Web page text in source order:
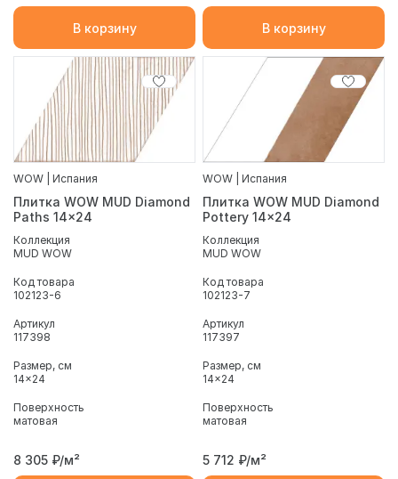
В корзину В корзину
WOW | Испания
Плитка WOW MUD Diamond
Paths 14x24
Коллекция
MUD WOW
Код товара
102123-6
Артикул
117398
Размер, см
14x24
Поверхность
матовая
8 305 ₽/м²
WOW | Испания
Плитка WOW MUD Diamond
Pottery 14x24
Коллекция
MUD WOW
Код товара
102123-7
Артикул
117397
Размер, см
14x24
Поверхность
матовая
5 712 ₽/м²